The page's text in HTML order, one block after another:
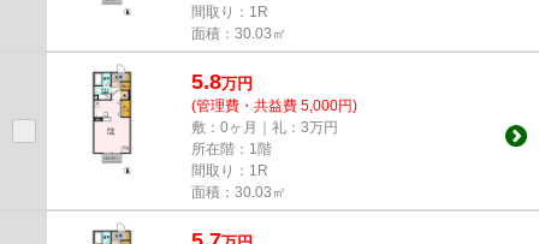
間取り：1R
面積：30.03㎡
5.8万円
(管理費・共益費 5,000円)
敷：0ヶ月｜礼：3万円
所在階：1階
間取り：1R
面積：30.03㎡